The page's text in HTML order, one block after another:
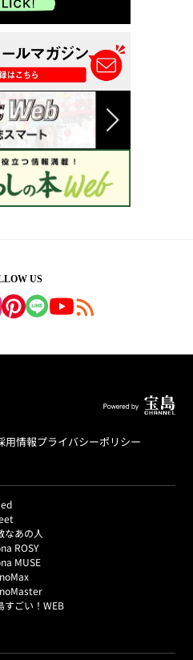
US
用情報プライバシーポリシー
なあの人
ROSY
MUSE
すごい！WEB